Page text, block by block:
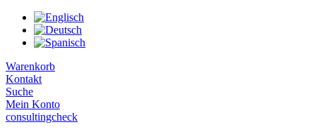
Zum
Inhalt
springen
Warenkorb
Kontakt
Suche
Mein Konto
consultingcheck